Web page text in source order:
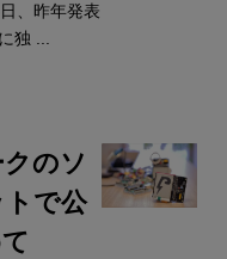
、昨年発表
独 ...
のソ
で公